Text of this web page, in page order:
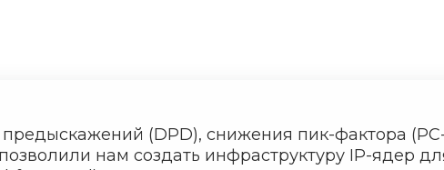
(DPD), снижения пик-фактора (PC-
нам создать инфраструктуру IP-ядер